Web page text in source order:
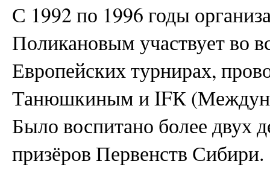
С 1992 по 1996 годы
Поликановым участвует во
Европейских турнирах,
Танюшкиным и IFК
Было воспитано более двух
призёров Первенств Сибири.